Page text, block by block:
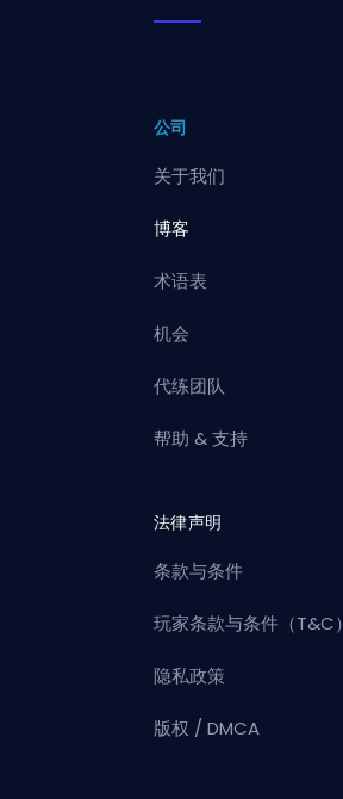
公司
关于我们
博客
术语表
机会
代练团队
帮助 & 支持
法律声明
条款与条件
玩家条款与条件（T&C）
隐私政策
版权 / DMCA